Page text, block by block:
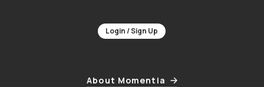
Login / Sign Up
About Momentia